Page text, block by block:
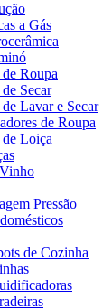
a Gás
Roupa
Secar
Lavar e Secar
de Roupa
Loiça
Pressão
de Cozinha